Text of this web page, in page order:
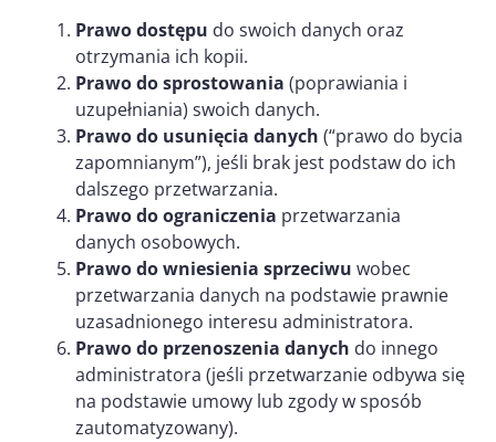
Prawo dostępu do swoich danych oraz
otrzymania ich kopii.
Prawo do sprostowania (poprawiania i
uzupełniania) swoich danych.
Prawo do usunięcia danych (“prawo do bycia
zapomnianym”), jeśli brak jest podstaw do ich
dalszego przetwarzania.
Prawo do ograniczenia przetwarzania
danych osobowych.
Prawo do wniesienia sprzeciwu wobec
przetwarzania danych na podstawie prawnie
uzasadnionego interesu administratora.
Prawo do przenoszenia danych do innego
administratora (jeśli przetwarzanie odbywa się
na podstawie umowy lub zgody w sposób
zautomatyzowany).